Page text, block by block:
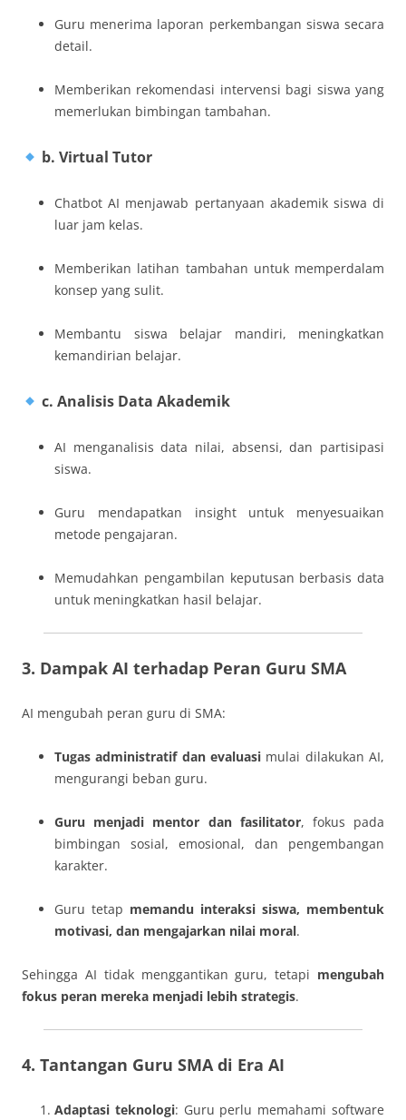
Guru menerima laporan perkembangan siswa secara
detail.
Memberikan rekomendasi intervensi bagi siswa yang
memerlukan bimbingan tambahan.
b. Virtual Tutor
Chatbot AI menjawab pertanyaan akademik siswa di
luar jam kelas.
Memberikan latihan tambahan untuk memperdalam
konsep yang sulit.
Membantu siswa belajar mandiri, meningkatkan
kemandirian belajar.
c. Analisis Data Akademik
AI menganalisis data nilai, absensi, dan partisipasi
siswa.
Guru mendapatkan insight untuk menyesuaikan
metode pengajaran.
Memudahkan pengambilan keputusan berbasis data
untuk meningkatkan hasil belajar.
3. Dampak AI terhadap Peran Guru SMA
AI mengubah peran guru di SMA:
Tugas administratif dan evaluasi mulai dilakukan AI,
mengurangi beban guru.
Guru menjadi mentor dan fasilitator, fokus pada
bimbingan sosial, emosional, dan pengembangan
karakter.
Guru tetap memandu interaksi siswa, membentuk
motivasi, dan mengajarkan nilai moral.
Sehingga AI tidak menggantikan guru, tetapi mengubah
fokus peran mereka menjadi lebih strategis.
4. Tantangan Guru SMA di Era AI
Adaptasi teknologi: Guru perlu memahami software